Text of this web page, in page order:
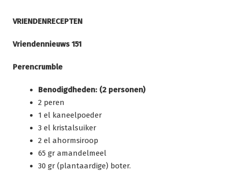
naar
inhoud
VRIENDENRECEPTEN
Vriendennieuws 151
Perencrumble
Benodigdheden: (2 personen)
2 peren
1 el kaneelpoeder
3 el kristalsuiker
2 el ahormsiroop
65 gr amandelmeel
30 gr (plantaardige) boter.